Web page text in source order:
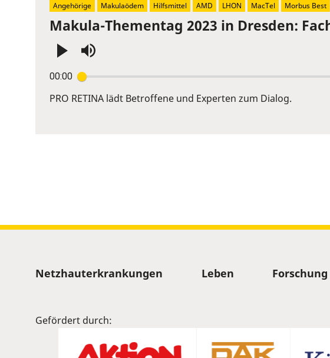
Makula-Thementag 2023 in Dresden:
00:00
Enter
or
PRO RETINA lädt Betroffene und Experten zum Dialog.
Angehörige Makulaödem Hilfsmittel AMD LHON MacTel Morbus Best
Sitemap
Netzhauterkrankungen Leben Forschung
Gefördert durch: